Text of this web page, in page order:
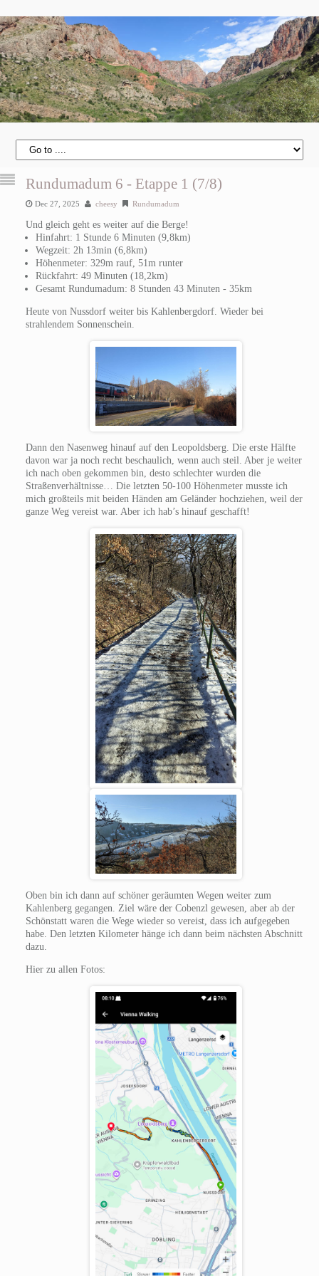
Rundumadum 6 - Etappe 1 (7/8)
Dec 27, 2025 cheesy Rundumadum
Und gleich geht es weiter auf die Berge!
Hinfahrt: 1 Stunde 6 Minuten (9,8km)
Wegzeit: 2h 13min (6,8km)
Höhenmeter: 329m rauf, 51m runter
Rückfahrt: 49 Minuten (18,2km)
Gesamt Rundumadum: 8 Stunden 43 Minuten - 35km
Heute von Nussdorf weiter bis Kahlenbergdorf. Wieder bei
strahlendem Sonnenschein.
Dann den Nasenweg hinauf auf den Leopoldsberg. Die erste Hälfte
davon war ja noch recht beschaulich, wenn auch steil. Aber je weiter
ich nach oben gekommen bin, desto schlechter wurden die
Straßenverhältnisse… Die letzten 50-100 Höhenmeter musste ich
mich großteils mit beiden Händen am Geländer hochziehen, weil der
ganze Weg vereist war. Aber ich hab’s hinauf geschafft!
Oben bin ich dann auf schöner geräumten Wegen weiter zum
Kahlenberg gegangen. Ziel wäre der Cobenzl gewesen, aber ab der
Schönstatt waren die Wege wieder so vereist, dass ich aufgegeben
habe. Den letzten Kilometer hänge ich dann beim nächsten Abschnitt
dazu.
Hier zu allen Fotos: